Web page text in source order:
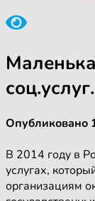
Опубликовано
В 2014 году в
услугах,
организациям